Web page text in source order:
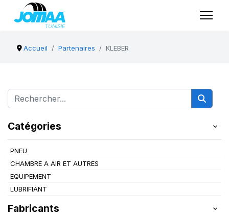
Accueil Partenaires KLEBER
Catégories
PNEU
CHAMBRE A AIR ET AUTRES
EQUIPEMENT
LUBRIFIANT
Fabricants